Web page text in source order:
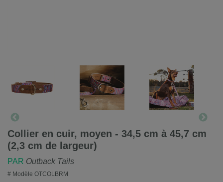
Collier en cuir, moyen - 34,5 cm à 45,7 cm
(2,3 cm de largeur)
PAR Outback Tails
# Modèle OTCOLBRM